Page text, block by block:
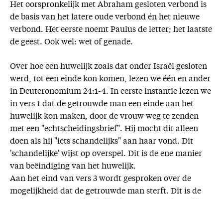
Het oorspronkelijk met Abraham gesloten verbond is
de basis van het latere oude verbond én het nieuwe
verbond. Het eerste noemt Paulus de letter; het laatste
de geest. Ook wel: wet of genade.
Over hoe een huwelijk zoals dat onder Israël gesloten
werd, tot een einde kon komen, lezen we één en ander
in Deuteronomium 24:1-4. In eerste instantie lezen we
in vers 1 dat de getrouwde man een einde aan het
huwelijk kon maken, door de vrouw weg te zenden
met een "echtscheidingsbrief". Hij mocht dit alleen
doen als hij "iets schandelijks" aan haar vond. Dit
'schandelijke' wijst op overspel. Dit is de ene manier
van beëindiging van het huwelijk.
Aan het eind van vers 3 wordt gesproken over de
mogelijkheid dat de getrouwde man sterft. Dit is de